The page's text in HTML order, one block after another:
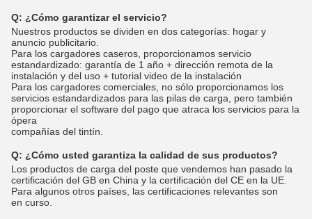
Q: ¿Cómo garantizar el servicio?
Nuestros productos se dividen en dos categorías: hogar y
anuncio publicitario.
Para los cargadores caseros, proporcionamos servicio
estandardizado: garantía de 1 año + dirección remota de la
instalación y del uso + tutorial video de la instalación
Para los cargadores comerciales, no sólo proporcionamos los
servicios estandardizados para las pilas de carga, pero también
proporcionar el software del pago que atraca los servicios para la
ópera
compañías del tintín.
Q: ¿Cómo usted garantiza la calidad de sus productos?
Los productos de carga del poste que vendemos han pasado la
certificación del GB en China y la certificación del CE en la UE.
Para algunos otros países, las certificaciones relevantes son
en curso.